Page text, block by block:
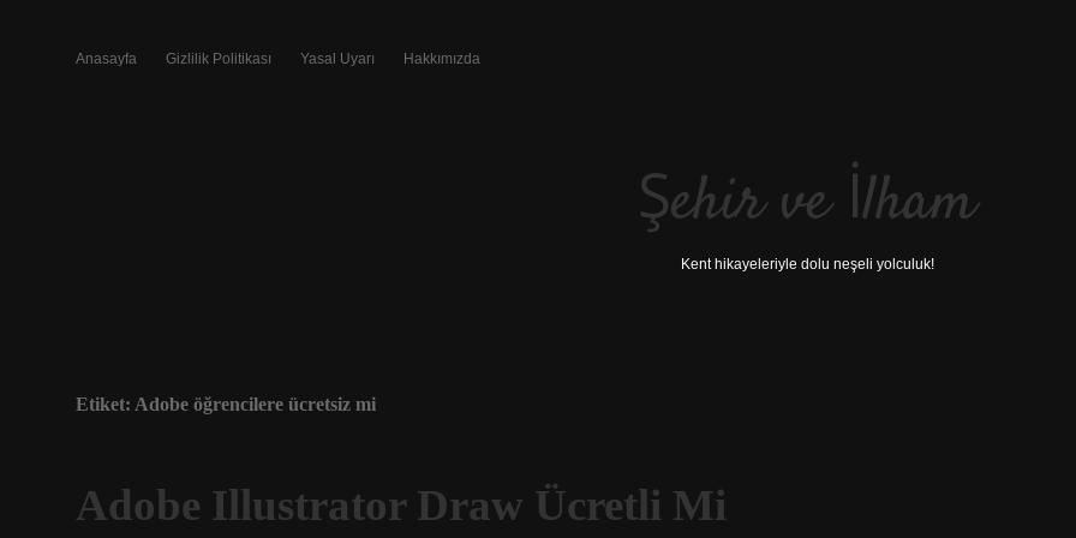
Anasayfa Gizlilik Politikası Yasal Uyarı Hakkımızda
Şehir ve İlham
Kent hikayeleriyle dolu neşeli yolculuk!
Etiket: Adobe öğrencilere ücretsiz mi
Adobe Illustrator Draw Ücretli Mi